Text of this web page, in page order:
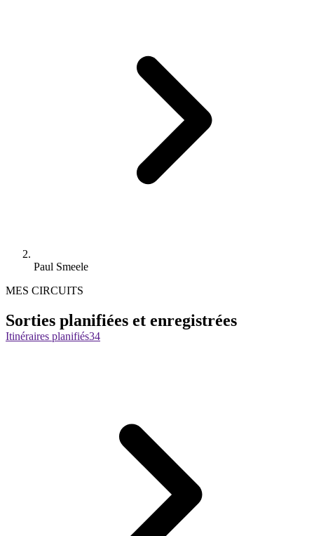
Paul Smeele
MES CIRCUITS
Sorties planifiées et enregistrées
Itinéraires planifiés34